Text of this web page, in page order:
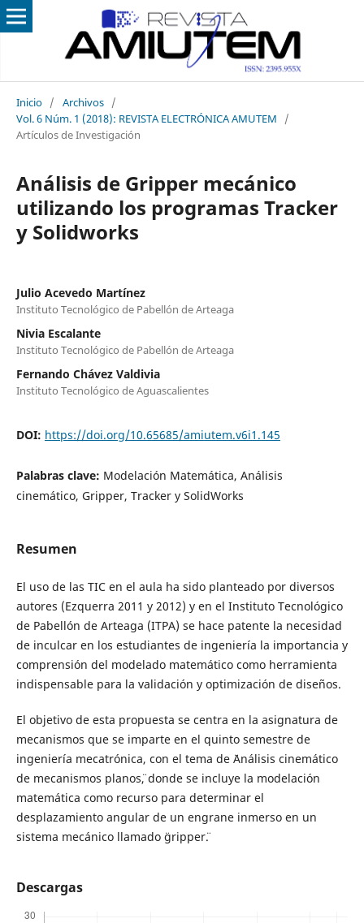
Inicio / Archivos /
Vol. 6 Núm. 1 (2018): REVISTA ELECTRÓNICA AMUTEM
/
Artículos de Investigación
Análisis de Gripper mecánico
utilizando los programas Tracker
y Solidworks
Julio Acevedo Martínez
Instituto Tecnológico de Pabellón de Arteaga
Nivia Escalante
Instituto Tecnológico de Pabellón de Arteaga
Fernando Chávez Valdivia
Instituto Tecnológico de Aguascalientes
DOI: https://doi.org/10.65685/amiutem.v6i1.145
Palabras clave: Modelación Matemática, Análisis
cinemático, Gripper, Tracker y SolidWorks
Resumen
El uso de las TIC en el aula ha sido planteado por diversos
autores (Ezquerra 2011 y 2012) y en el Instituto Tecnológico
de Pabellón de Arteaga (ITPA) se hace patente la necesidad
de inculcar en los estudiantes de ingeniería la importancia y
comprensión del modelado matemático como herramienta
indispensable para la validación y optimización de diseños.
El objetivo de esta propuesta se centra en la asignatura de
mecanismos que se imparte en el quinto semestre de
ingeniería mecatrónica, con el tema de ¨Análisis cinemático
de mecanismos planos¨, donde se incluye la modelación
matemática como recurso para determinar el
desplazamiento angular de un engrane inmerso en un
sistema mecánico llamado ¨gripper¨.
Descargas